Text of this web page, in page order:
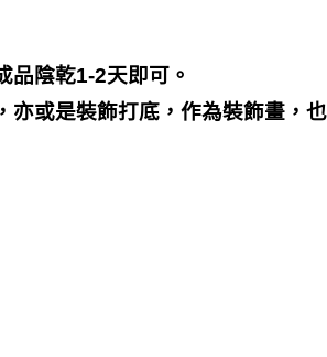
品陰乾1-2天即可。
或是裝飾打底，作為裝飾畫，